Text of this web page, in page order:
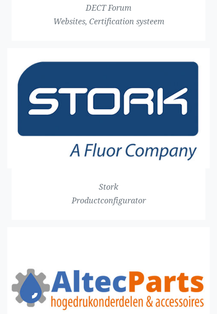
DECT Forum
Websites, Certification systeem
Stork
Productconfigurator